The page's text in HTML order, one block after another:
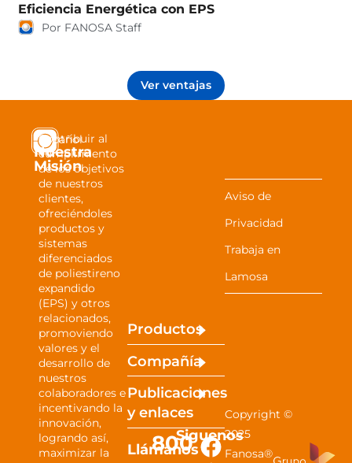
Eficiencia Energética con EPS
Por FANOSA Staff
Ver ventajas
Español
Nuestra
Misión
Contribuir al
cumplimiento
de los objetivos
de nuestros
clientes,
ofreciéndoles
productos y
sistemas
diferenciados
de poliestireno
expandido
(EPS) y otros
relacionados,
promoviendo
valores y el
desarrollo de
nuestros
colaboradores e
incentivando la
innovación,
logrando así,
maximizar la
Productos
Compañía
Publicaciones
yenlaces
Llámanos
800Siguenos
Copyright ©
2025
Fanosa®
Aviso de
Privacidad
Trabaja en
Lamosa